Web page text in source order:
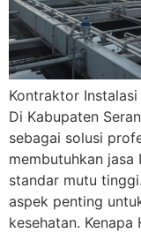
Kontraktor
Di Kabupaten
sebagai solusi
membutuhkan jasa
standar mutu
aspek penting
kesehatan. Kenapa